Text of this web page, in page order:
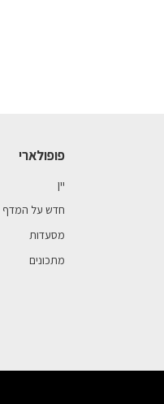
פופולארי
יין
חדש על המדף
מסעדות
מתכונים